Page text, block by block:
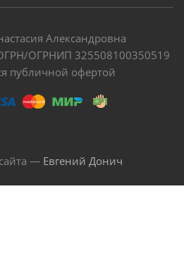
Александровна
ОГРНИП 325508100350519
публичной офертой
— Евгений Донич